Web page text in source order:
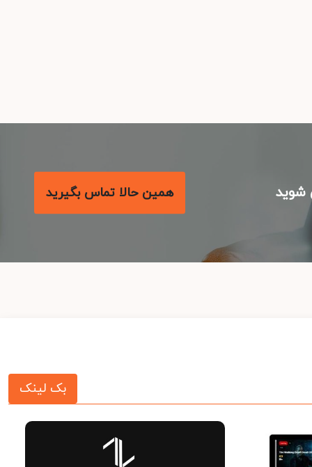
همین حالا تماس بگیرید
بک لینک